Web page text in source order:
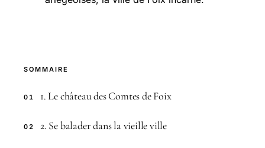
SOMMAIRE
01 1. Le château des Comtes de Foix
02 2. Se balader dans la vieille ville